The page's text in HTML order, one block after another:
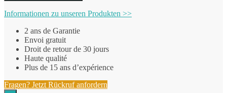
Informationen zu unseren Produkten >>
2 ans de Garantie
Envoi gratuit
Droit de retour de 30 jours
Haute qualité
Plus de 15 ans d’expérience
Fragen? Jetzt Rückruf anfordern